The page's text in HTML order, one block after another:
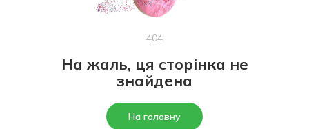
404
На жаль, ця сторінка не
знайдена
На головну